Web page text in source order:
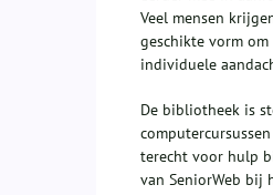
Veel mensen
geschikte vorm
individuele
De bibliotheek is
terecht voor hulp
van SeniorWeb bij